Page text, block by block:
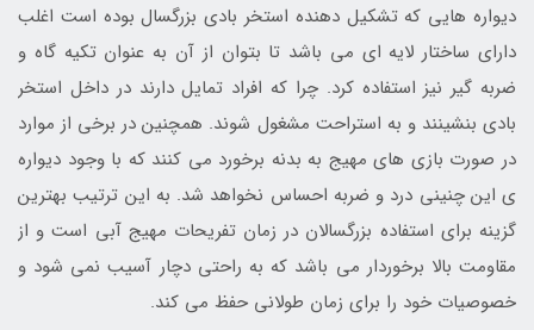
دیواره هایی که تشکیل دهنده استخر بادی بزرگسال بوده است اغلب
دارای ساختار لایه ای می باشد تا بتوان از آن به عنوان تکیه گاه و
ضربه گیر نیز استفاده کرد. چرا که افراد تمایل دارند در داخل استخر
بادی بنشینند و به استراحت مشغول شوند. همچنین در برخی از موارد
در صورت بازی های مهیج به بدنه برخورد می کنند که با وجود دیواره
ی این چنینی درد و ضربه احساس نخواهد شد. به این ترتیب بهترین
گزینه برای استفاده بزرگسالان در زمان تفریحات مهیج آبی است و از
مقاومت بالا برخوردار می باشد که به راحتی دچار آسیب نمی شود و
خصوصیات خود را برای زمان طولانی حفظ می کند.